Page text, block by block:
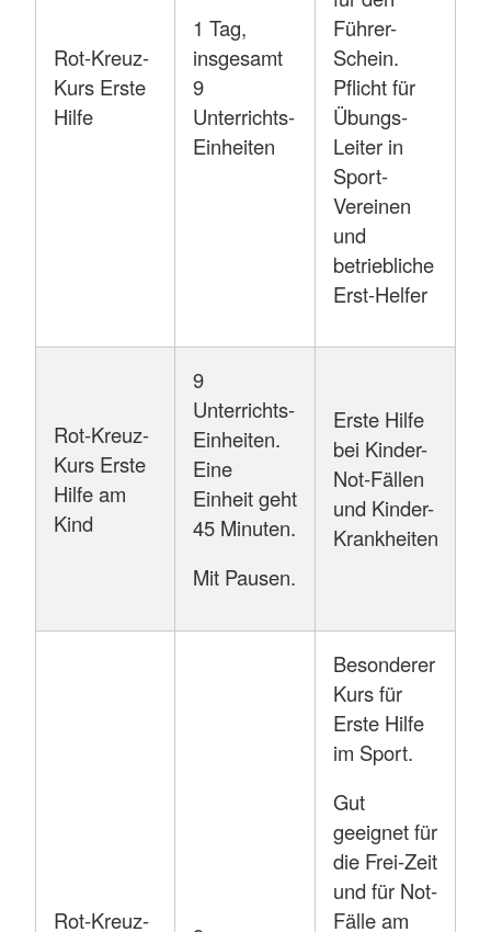
Rot-Kreuz-
Kurs Erste
Hilfe
1 Tag,
insgesamt
9
Unterrichts-
Einheiten
Führer-
Schein.
Pflicht für
Übungs-
Leiter in
Sport-
Vereinen
und
betriebliche
Erst-Helfer
Rot-Kreuz-
Kurs Erste
Hilfe am
Kind
9
Unterrichts-
Einheiten.
Eine
Einheit geht
45 Minuten.
Mit Pausen.
Erste Hilfe
bei Kinder-
Not-Fällen
und Kinder-
Krankheiten
Rot-Kreuz-
Besonderer
Kurs für
Erste Hilfe
im Sport.
Gut
geeignet für
die Frei-Zeit
und für Not-
Fälle am